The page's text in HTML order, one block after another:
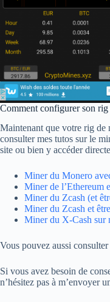
Comment configurer son
Maintenant que votre rig de
consulter mes tutos sur le
site ou bien y accéder
Miner du Monero
Miner de l’Ethereum
Miner du Zcash (et
Miner du Zcash et
Miner du X-Cash sur
Vous pouvez aussi consulter
Si vous avez besoin de
n’hésitez pas à m’envoyer